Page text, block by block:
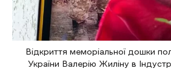
Відкриття меморіальної дошки
України Валерію Жиліну в